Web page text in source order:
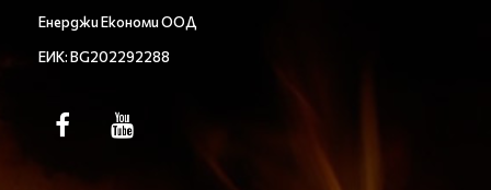
Енерджи Економи ООД
ЕИК: BG202292288